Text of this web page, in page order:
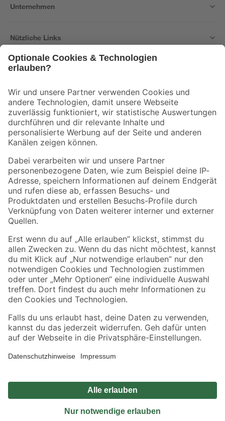
Unternehmen
Nützliche Links
Der toom Newsletter: Keine Angebote und Aktionen mehr verpassen!
Zur Newsletter Anmeldung
Folge uns
Zahlungsarten Versandarten
Sicher einkaufen
Jetzt die toom-App herunterladen
Alle Preisangaben in EUR inkl. gesetzl. MwSt.. Die dargestellten Angebote sind unter
Umständen nicht in allen Märkten verfügbar. Die angegebenen Verfügbarkeiten beziehen
Produkte nur solange der Vorrat reicht.
*Paketversand ab 59 € versandkostenfrei, gilt nicht für Artikel mit Speditionsversand, hier
Privatsphäre Impressum
Nutzungsbedingungen
Widerrufsrecht
Vertrag widerrufen